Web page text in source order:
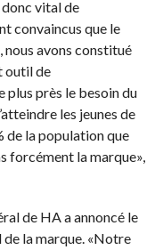
vital de
convaincus que le
avons constitué
outil de
plus près le besoin du
les jeunes de
de la population que
forcément la marque»,
de HA a annoncé le
la marque. «Notre